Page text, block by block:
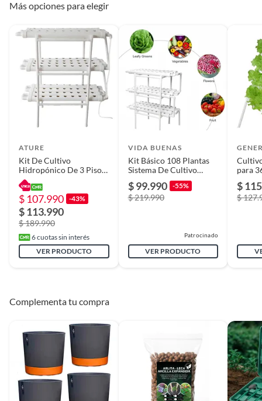
Más opciones para elegir
ATURE
Kit De Cultivo
Hidropónico De 3 Pisos
12 Tubos Para Plantas
$ 107.990 -43%
$ 113.990
$ 189.990
6cuotas sin interés
VER PRODUCTO
VIDA BUENAS
Kit Básico 108 Plantas
Sistema De Cultivo
Hidroponico
$ 99.990 -55%
$ 219.990
Patrocinado
VER PRODUCTO
para
$
$
Complementa tu compra